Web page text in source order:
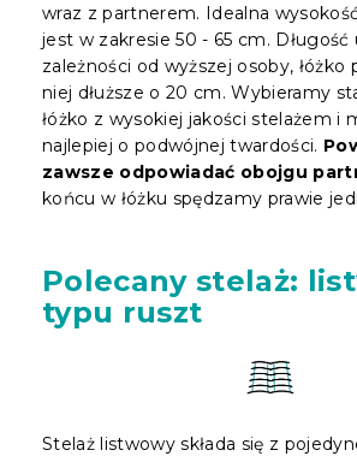
wraz z partnerem. Idealna
jest w zakresie 50 - 65 cm.
zależności od wyższej osoby, łóżko
niej dłuższe o 20 cm. Wybieramy
łóżko z wysokiej jakości stelażem i
najlepiej o podwójnej twardości.
zawsze odpowiadać obojgu
końcu w łóżku spędzamy prawie
Polecany stelaż:
typu ruszt
Stelaż listwowy składa się z